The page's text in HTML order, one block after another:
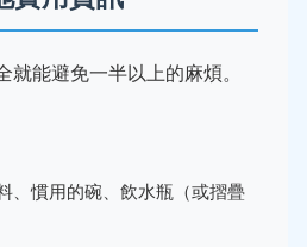
能避免一半以上的麻煩。
、慣用的碗、飲水瓶（或摺疊